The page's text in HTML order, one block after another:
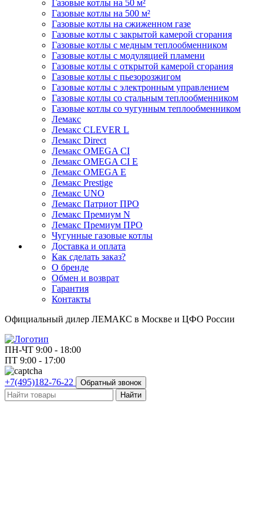
Газовые котлы на 50 м²
Газовые котлы на 500 м²
Газовые котлы на сжиженном газе
Газовые котлы с закрытой камерой сгорания
Газовые котлы с медным теплообменником
Газовые котлы с модуляцией пламени
Газовые котлы с открытой камерой сгорания
Газовые котлы с пьезорозжигом
Газовые котлы с электронным управлением
Газовые котлы со стальным теплообменником
Газовые котлы со чугунным теплообменником
Лемакс
Лемакс CLEVER L
Лемакс Direct
Лемакс OMEGA CI
Лемакс OMEGA CI E
Лемакс OMEGA E
Лемакс Prestige
Лемакс UNO
Лемакс Патриот ПРО
Лемакс Премиум N
Лемакс Премиум ПРО
Чугунные газовые котлы
Доставка и оплата
Как сделать заказ?
О бренде
Обмен и возврат
Гарантия
Контакты
Официальный дилер ЛЕМАКС в Москве и ЦФО России
ПН-ЧТ 9:00 - 18:00
ПТ 9:00 - 17:00
+7(495)182-76-22 Обратный звонок